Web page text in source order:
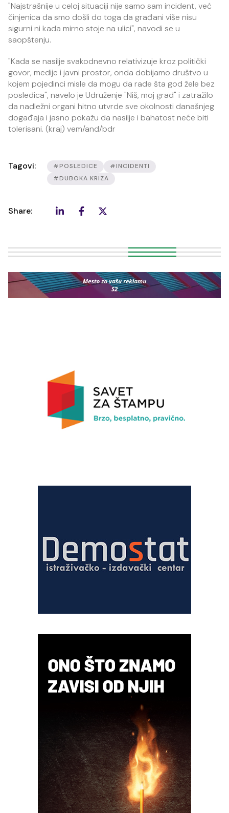
"Najstrašnije u celoj situaciji nije samo sam incident, već
činjenica da smo došli do toga da građani više nisu
sigurni ni kada mirno stoje na ulici", navodi se u
saopštenju.
"Kada se nasilje svakodnevno relativizuje kroz politički
govor, medije i javni prostor, onda dobijamo društvo u
kojem pojedinci misle da mogu da rade šta god žele bez
posledica", navelo je Udruženje "Niš, moj grad" i zatražilo
da nadležni organi hitno utvrde sve okolnosti današnjeg
događaja i jasno pokažu da nasilje i bahatost neće biti
tolerisani. (kraj) vem/and/bdr
Tagovi: #POSLEDICE
#INCIDENTI
#DUBOKA KRIZA
Share: